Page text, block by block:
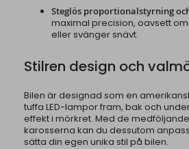
Steglös proportionalstyrning
maximal precision, oavsett
eller svänger snävt.
Stilren design och
Bilen är designad som en
tuffa LED-lampor fram, bak och
effekt i mörkret. Med de
karosserna kan du dessutom
sätta din egen unika stil på bilen.